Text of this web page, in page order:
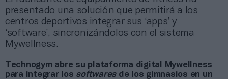
presentado una solución que permitirá a los
centros deportivos integrar sus ‘apps’ y
‘software’, sincronizándolos con el sistema
Mywellness.
Technogym abre su plataforma digital Mywellness
para integrar los softwares de los gimnasios en un